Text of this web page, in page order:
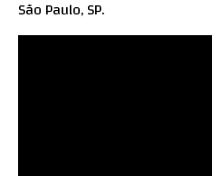
São Paulo, SP.